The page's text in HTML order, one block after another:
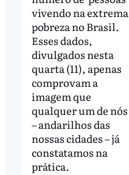
vivendo na extrema
pobreza no Brasil.
Esses dados,
divulgados nesta
quarta (11), apenas
comprovam a
imagem que
qualquer um de nós
– andarilhos das
nossas cidades – já
constatamos na
prática.